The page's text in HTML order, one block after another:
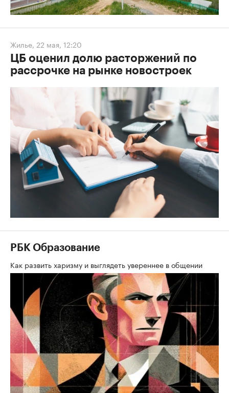
Жилье, 22 мая, 12:20
ЦБ оценил долю расторжений по
рассрочке на рынке новостроек
РБК Образование
Как развить харизму и выглядеть увереннее в общении